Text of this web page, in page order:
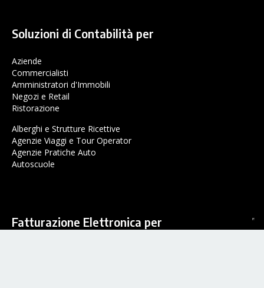
Soluzioni di Contabilità per
Aziende
Commercialisti
Amministratori d'Immobili
Negozi e Retail
Ristorazione
Alberghi e Strutture Ricettive
Agenzie Viaggi e Tour Operator
Agenzie Pratiche Auto
Autoscuole
Fatturazione Elettronica per